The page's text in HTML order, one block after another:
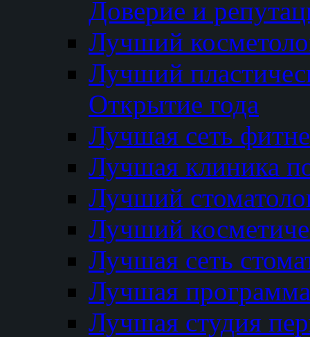
Доверие и
Лучший
Лучший
Открытие года
Лучшая сеть
Лучшая клиника
Лучший
Лучший
Лучшая сеть
Лучшая программа
Лучшая студия